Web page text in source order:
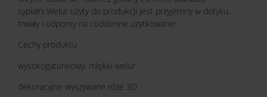
sypialni.Welur użyty do produkcji jest przyjemny w dotyku,
trwały i odporny na codzienne użytkowanie.
Cechy produktu
wysokogatunkowy, miękki welur
dekoracyjne wyszywane róże 3D